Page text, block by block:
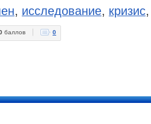
, исследование, кризис
баллов 0